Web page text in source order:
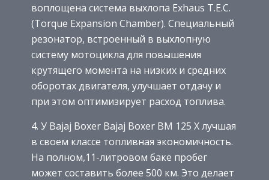
воплощена система выхлопа Exhaus T.E.C.
(Torque Expansion Chamber). Специальный
резонатор, встроенный в выхлопную
систему мотоцикла для повышения
крутящего момента на низких и средних
оборотах двигателя, улучшает отдачу и
при этом оптимизирует расход топлива.
4. У Bajaj Boxer Bajaj Boxer BM 125 X лучшая
в своем классе топливная экономичность.
На полном,11-литровом баке пробег
может составить более 500 км. Это делает